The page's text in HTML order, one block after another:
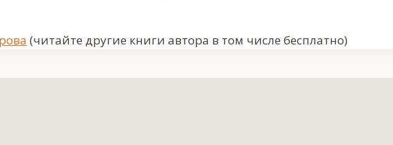
(читайте другие книги автора в том числе бесплатно)